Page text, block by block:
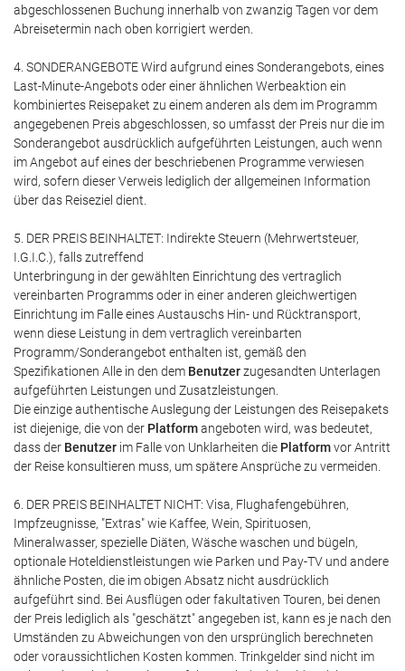
abgeschlossenen Buchung innerhalb von zwanzig Tagen vor dem
Abreisetermin nach oben korrigiert werden.
4. SONDERANGEBOTE Wird aufgrund eines Sonderangebots, eines
Last-Minute-Angebots oder einer ähnlichen Werbeaktion ein
kombiniertes Reisepaket zu einem anderen als dem im Programm
angegebenen Preis abgeschlossen, so umfasst der Preis nur die im
Sonderangebot ausdrücklich aufgeführten Leistungen, auch wenn
im Angebot auf eines der beschriebenen Programme verwiesen
wird, sofern dieser Verweis lediglich der allgemeinen Information
über das Reiseziel dient.
5. DER PREIS BEINHALTET: Indirekte Steuern (Mehrwertsteuer,
I.G.I.C.), falls zutreffend
Unterbringung in der gewählten Einrichtung des vertraglich
vereinbarten Programms oder in einer anderen gleichwertigen
Einrichtung im Falle eines Austauschs Hin- und Rücktransport,
wenn diese Leistung in dem vertraglich vereinbarten
Programm/Sonderangebot enthalten ist, gemäß den
Spezifikationen Alle in den dem Benutzerzugesandten Unterlagen
aufgeführten Leistungen und Zusatzleistungen.
Die einzige authentische Auslegung der Leistungen des Reisepakets
ist diejenige, die von der Platformangeboten wird, was bedeutet,
dass der Benutzer im Falle von Unklarheiten die Platformvor Antritt
der Reise konsultieren muss, um spätere Ansprüche zu vermeiden.
6. DER PREIS BEINHALTET NICHT: Visa, Flughafengebühren,
Impfzeugnisse, "Extras" wie Kaffee, Wein, Spirituosen,
Mineralwasser, spezielle Diäten, Wäsche waschen und bügeln,
optionale Hoteldienstleistungen wie Parken und Pay-TV und andere
ähnliche Posten, die im obigen Absatz nicht ausdrücklich
aufgeführt sind. Bei Ausflügen oder fakultativen Touren, bei denen
der Preis lediglich als "geschätzt" angegeben ist, kann es je nach den
Umständen zu Abweichungen von den ursprünglich berechneten
oder voraussichtlichen Kosten kommen. Trinkgelder sind nicht im